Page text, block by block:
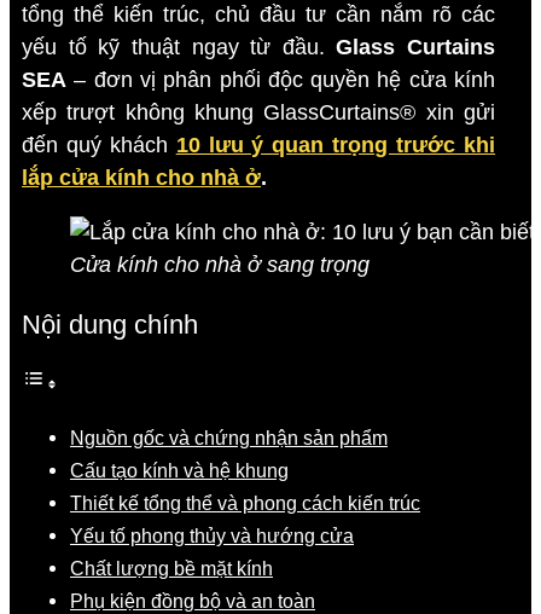
tổng thể kiến trúc, chủ đầu tư cần nắm rõ các
yếu tố kỹ thuật ngay từ đầu.Glass Curtains
SEA – đơn vị phân phối độc quyền hệ cửa kính
xếp trượt không khung GlassCurtains® xin gửi
đến quý khách 10 lưu ý quan trọng trước khi
lắp cửa kính cho nhà ở.
Cửa kính cho nhà ở sang trọng
Nội dung chính
Nguồn gốc và chứng nhận sản phẩm
Cấu tạo kính và hệ khung
Thiết kế tổng thể và phong cách kiến trúc
Yếu tố phong thủy và hướng cửa
Chất lượng bề mặt kính
Phụ kiện đồng bộ và an toàn